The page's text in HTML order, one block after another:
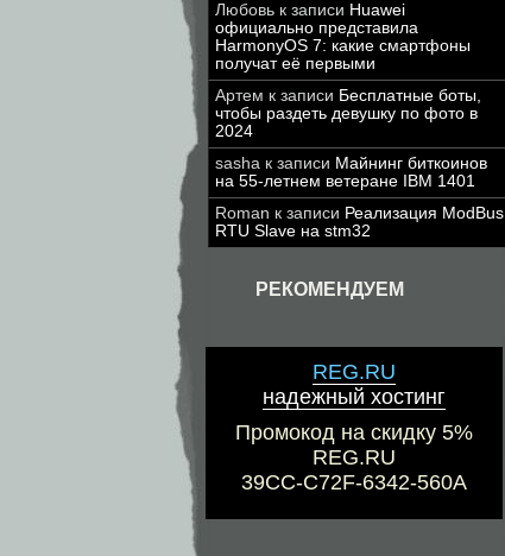
Любовь к записи Huawei
официально представила
HarmonyOS 7: какие смартфоны
получат её первыми
Артем к записи Бесплатные боты,
чтобы раздеть девушку по фото в
2024
sasha к записи Майнинг биткоинов
на 55-летнем ветеране IBM 1401
Roman к записи Реализация ModBus
RTU Slave на stm32
РЕКОМЕНДУЕМ
REG.RU
надежный хостинг
Промокод на скидку 5%
REG.RU
39CC-C72F-6342-560A